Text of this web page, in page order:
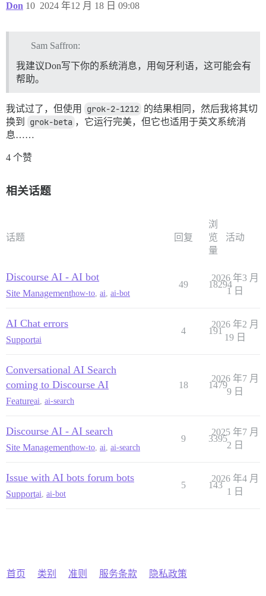
Don 2024 年12 月 18 日 09:08
10
Sam Saffron:
我建议Don写下你的系统消息，用匈牙利语，这可能会有
帮助。
我试过了，但使用 grok-2-1212 的结果相同，然后我将其切
换到
grok-beta ，它运行完美，但它也适用于英文系统消
息……
4 个赞
相关话题
话题 回复
浏
览
量
活动
Discourse AI - AI bot
Site Managementhow-to, ai, ai-bot
49 18294
2026 年3 月
1 日
AI Chat errors
Supportai
4 191
2026 年2 月
19 日
Conversational AI Search
coming to Discourse AI
Featureai, ai-search
18 1479
2026 年7 月
9 日
Discourse AI - AI search
Site Managementhow-to, ai, ai-search
9 3395
2025 年7 月
2 日
Issue with AI bots forum bots
Supportai, ai-bot
5 143
2026 年4 月
1 日
首页 类别 准则 服务条款 隐私政策